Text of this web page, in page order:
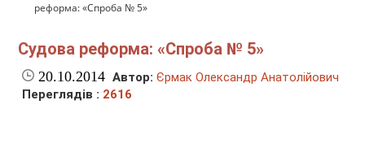
реформа: «Спроба № 5»
Судова реформа: «Спроба № 5»
20.10.2014 Автор: Єрмак Олександр Анатолійович
Переглядів : 2616